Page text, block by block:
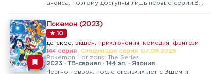
анонса, поэтому доступны лишь первые серии.В
хранят реликвии, дарующие их владельцам
невероятную силу, а охота за такими артефактами
превратилась в опасный бизнес. Главный…
Покемон (2023)
★ 10
детское, экшен, приключения, комедия, фэнтези
144 серия
Следующая серия: 07.08.2026
Pokémon Horizons: The Series
2023 · ТВ-сериал · 144 эп. · Япония
Честно говоря, после стольких лет с Эшем и